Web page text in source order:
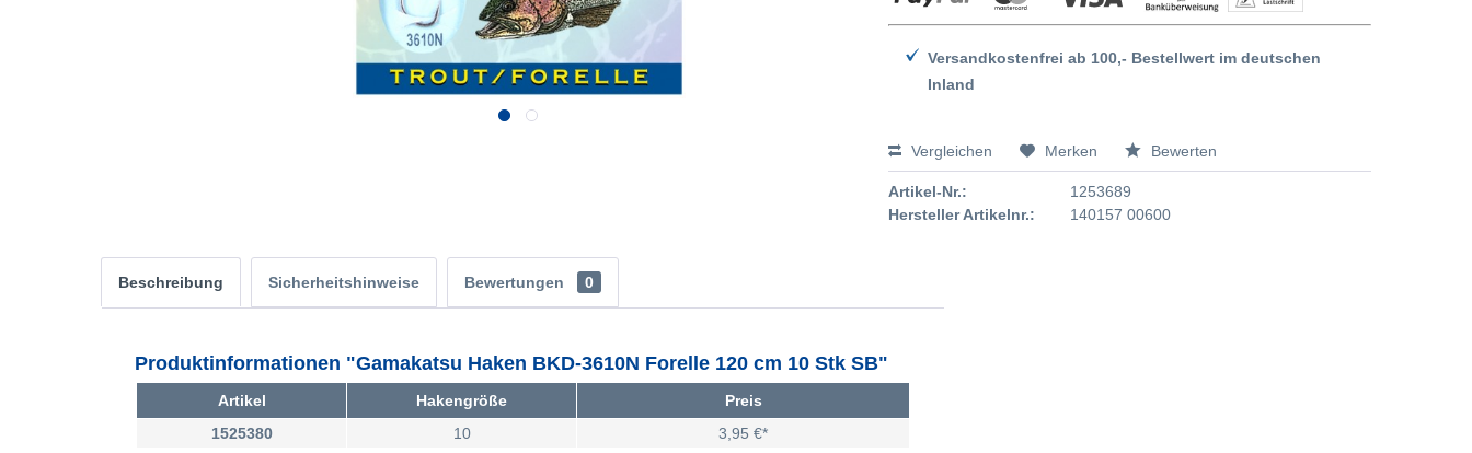
Versandkostenfrei ab 100,- Bestellwert im deutschen
Inland
Vergleichen Merken Bewerten
Artikel-Nr.:
1253689
Hersteller Artikelnr.:
140157 00600
Beschreibung Sicherheitshinweise Bewertungen 0
Produktinformationen "Gamakatsu Haken BKD-3610N Forelle 120 cm 10 Stk SB"
Artikel Hakengröße
Preis
1525380
10
3,95 €*